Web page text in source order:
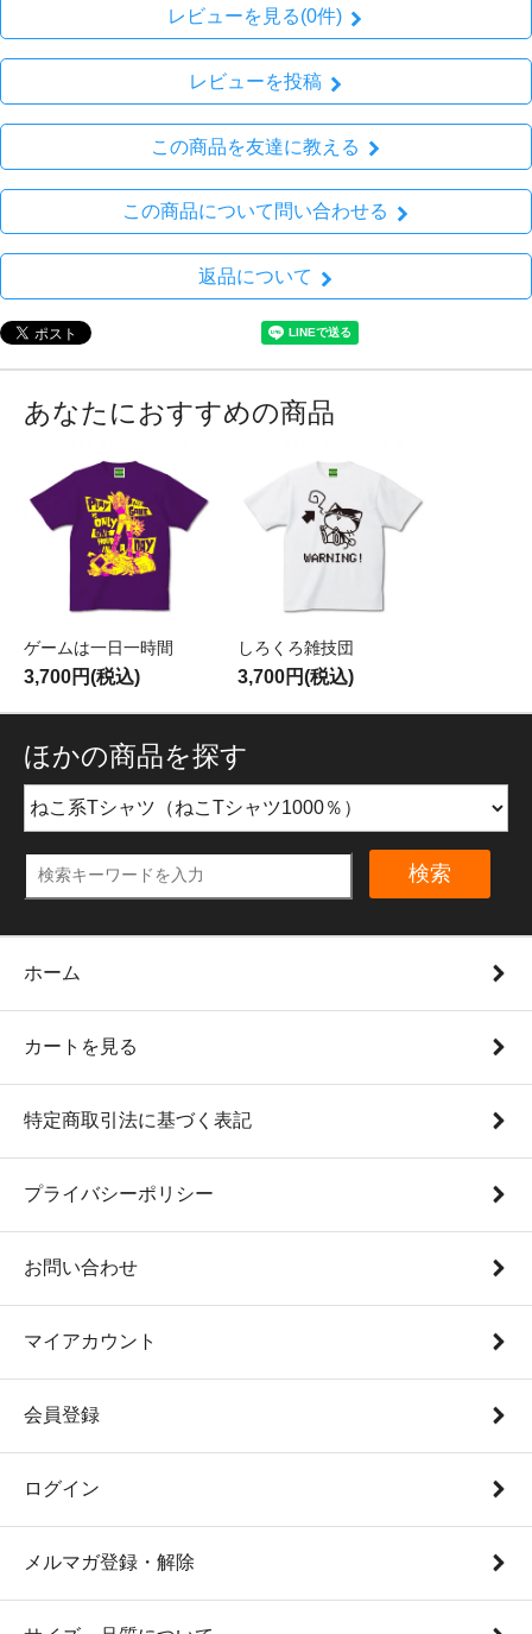
レビューを見る(0件)
レビューを投稿
この商品を友達に教える
この商品について問い合わせる
返品について
あなたにおすすめの商品
ゲームは一日一時間
3,700円(税込)
しろくろ雑技団
3,700円(税込)
ほかの商品を探す
検索
ホーム
カートを見る
特定商取引法に基づく表記
プライバシーポリシー
お問い合わせ
マイアカウント
会員登録
ログイン
メルマガ登録・解除